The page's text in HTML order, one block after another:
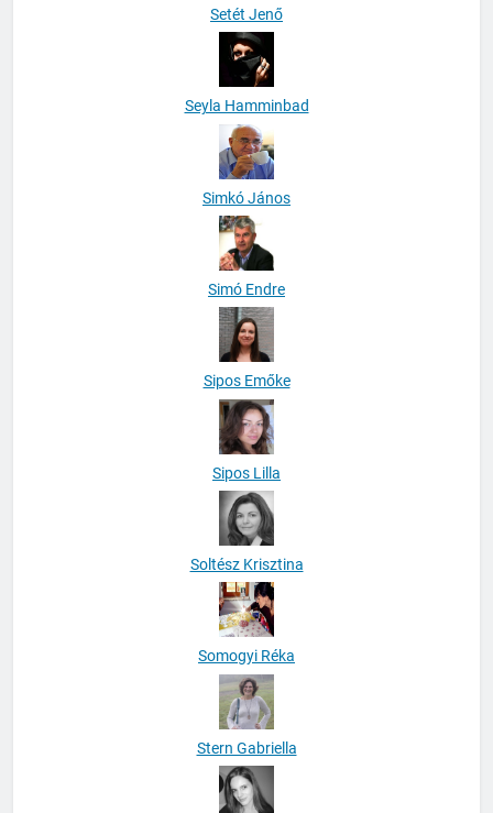
Setét Jenő
Seyla Hamminbad
Simkó János
Simó Endre
Sipos Emőke
Sipos Lilla
Soltész Krisztina
Somogyi Réka
Stern Gabriella